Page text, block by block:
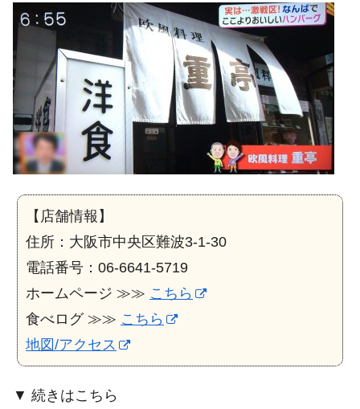
【店舗情報】
住所：大阪市中央区難波3-1-30
電話番号：06-6641-5719
ホームページ ≫≫ こちら
食べログ ≫≫ こちら
地図/アクセス
▼ 続きはこちら